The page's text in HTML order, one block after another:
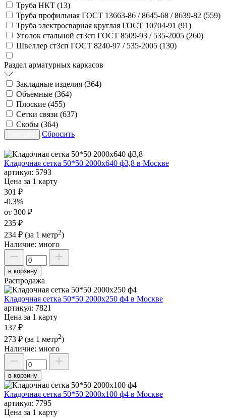
Труба НКТ (13)
Труба профильная ГОСТ 13663-86 / 8645-68 / 8639-82 (559)
Труба электросварная круглая ГОСТ 10704-91 (91)
Уголок стальной ст3сп ГОСТ 8509-93 / 535-2005 (260)
Швеллер ст3сп ГОСТ 8240-97 / 535-2005 (130)
Раздел арматурных каркасов
Закладные изделия (364)
Объемные (364)
Плоские (455)
Сетки связи (637)
Скобы (364)
Сбросить
Кладочная сетка 50*50 2000х640 ф3,8 в Москве
артикул: 5793
Цена за 1 карту
301 ₽
-0.3%
от 300 ₽
235 ₽
234 ₽ (за 1 метр2)
Наличие: много
в корзину
Распродажа
Кладочная сетка 50*50 2000х250 ф4 в Москве
артикул: 7821
Цена за 1 карту
137 ₽
273 ₽ (за 1 метр2)
Наличие: много
в корзину
Кладочная сетка 50*50 2000х100 ф4 в Москве
артикул: 7795
Цена за 1 карту